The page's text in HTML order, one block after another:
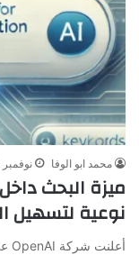
محمد ابو الوفا نوفمبر 2, 2024
نوعية لتسهيل